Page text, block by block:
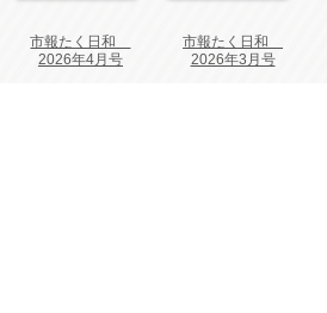
市報たく日和
2026年4月号
市報たく日和
2026年3月号